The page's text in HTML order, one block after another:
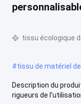
tissu écologique
#tissu de matériel
Description du
rigueurs de